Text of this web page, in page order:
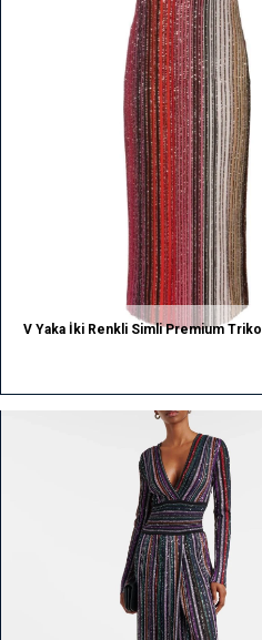
V Yaka İki Renkli Simli Premium Triko